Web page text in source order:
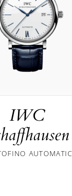
IWC
AUTOMATIC